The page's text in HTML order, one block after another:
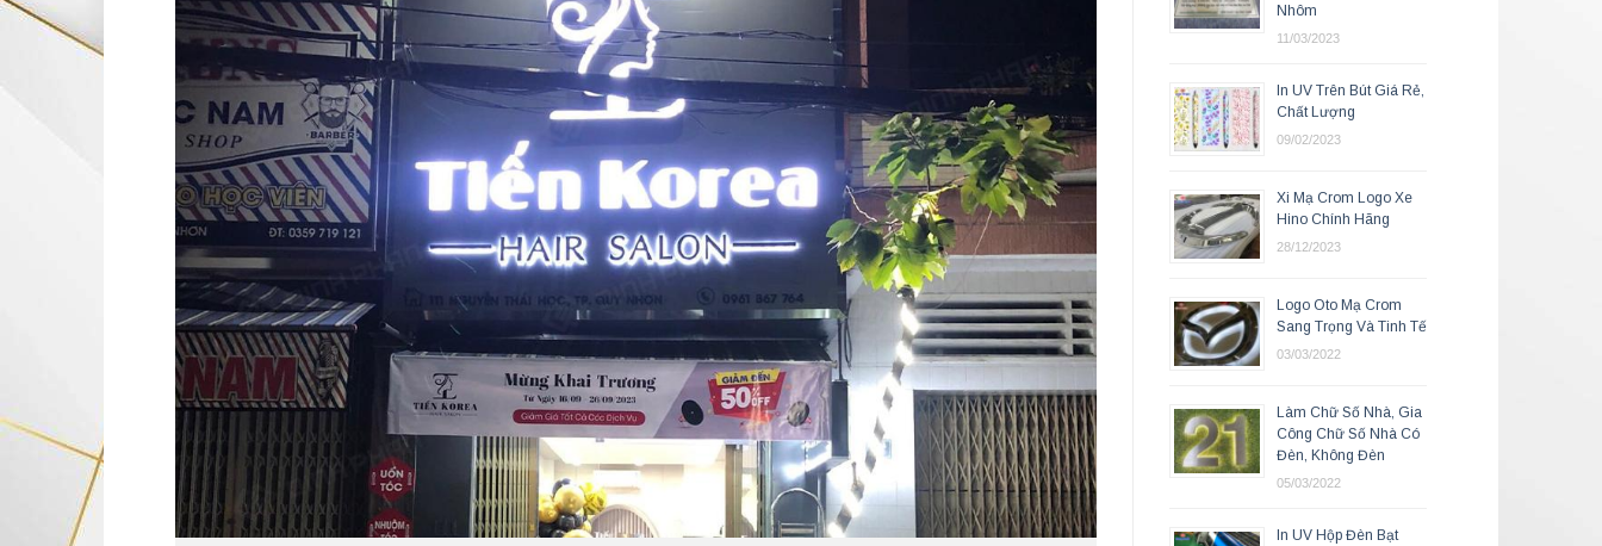
Nhôm
11/03/2023
In UV Trên Bút Giá Rẻ,
Chất Lượng
09/02/2023
Xi Mạ Crom Logo Xe
Hino Chính Hãng
28/12/2023
Logo Oto Mạ Crom
Sang Trọng Và Tinh Tế
03/03/2022
Làm Chữ Số Nhà, Gia
Công Chữ Số Nhà Có
Đèn, Không Đèn
05/03/2022
In UV Hộp Đèn Bạt